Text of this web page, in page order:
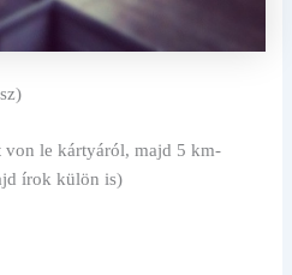
le kártyáról, majd 5 km-
írok külön is)